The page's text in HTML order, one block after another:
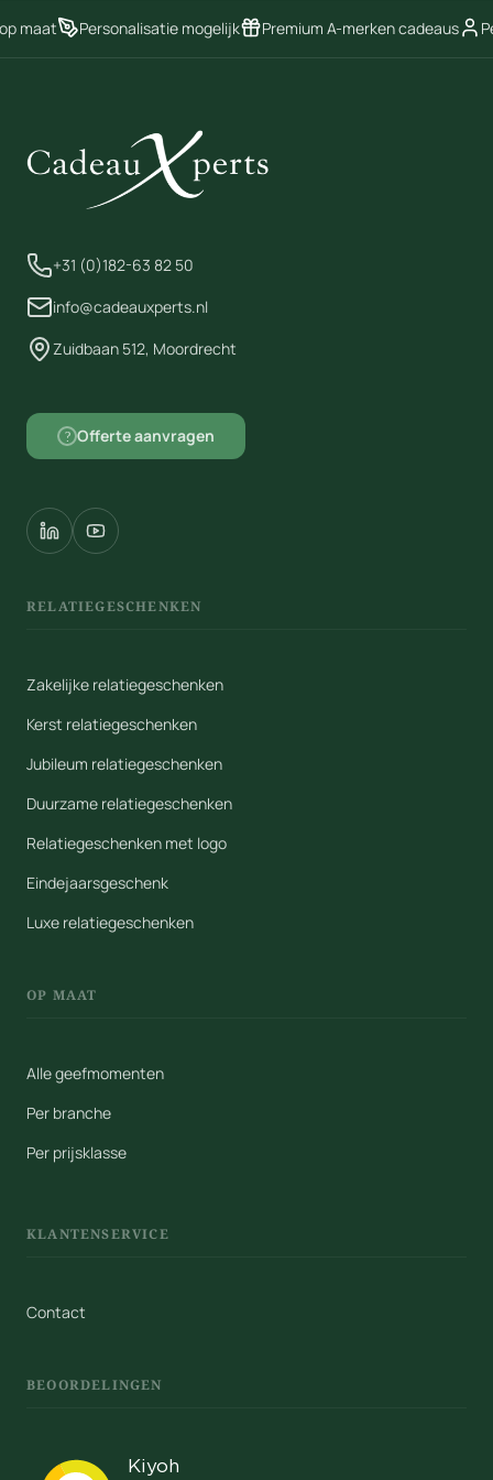
capsule is ook een uitstekend
hulpmiddel voor
maat Personalisatie mogelijk Premium A-merken cadeaus
+31 (0)182-63 82 50
info@cadeauxperts.nl
Zuidbaan 512, Moordrecht
? Offerte aanvragen
RELATIEGESCHENKEN
Zakelijke relatiegeschenken
Kerst relatiegeschenken
Jubileum relatiegeschenken
Duurzame relatiegeschenken
Relatiegeschenken met logo
Eindejaarsgeschenk
Luxe relatiegeschenken
OP MAAT
Alle geefmomenten
Per branche
Per prijsklasse
KLANTENSERVICE
Contact
BEOORDELINGEN